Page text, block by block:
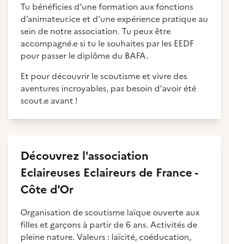
Tu bénéficies d’une formation aux fonctions
d’animateur.ice et d’une expérience pratique au
sein de notre association. Tu peux être
accompagné.e si tu le souhaites par les EEDF
pour passer le diplôme du BAFA.
Et pour découvrir le scoutisme et vivre des
aventures incroyables, pas besoin d'avoir été
scout.e avant !
Découvrez l'association
Eclaireuses Eclaireurs de France -
Côte d'Or
Organisation de scoutisme laïque ouverte aux
filles et garçons à partir de 6 ans. Activités de
pleine nature. Valeurs : laïcité, coéducation,